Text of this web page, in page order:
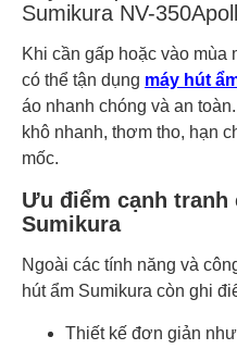
Sumikura NV-
Khi cần gấp hoặc vào mùa
có thể tận dụng máy hút
áo nhanh chóng và an
khô nhanh, thơm tho, hạn
mốc.
Ưu điểm cạnh tranh
Sumikura
Ngoài các tính năng và
hút ẩm Sumikura còn ghi
Thiết kế đơn giản